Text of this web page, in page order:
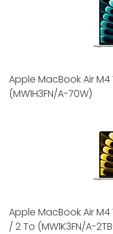
Apple MacBook Air M4
(MW1H3FN/A-70W)
Apple MacBook Air M4
/ 2 To (MW1K3FN/A-